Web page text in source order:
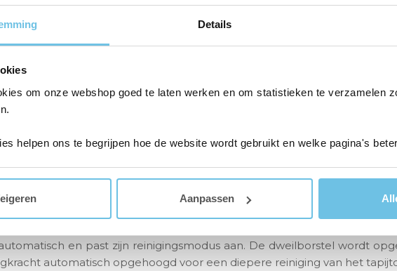
Details
om onze webshop goed te laten werken en om statistieken te verzamelen
helpen ons te begrijpen hoe de website wordt gebruikt en welke pagina's
Aanpassen
zonder botsen of vallen. Zelfs in complexe omgevingen weet de
dat haren zich rond de borstel wikkelen. Hierdoor blijft de
oplossing voor huishoudens met harende huisdieren!
en een handsfree ervaring. Het systeem voor automatische
hebt naar de stofbak. Verder is het station voorzien van twee grote
voorzien en de borstel gewassen. Het basisstation biedt een
gebruik!
en past zijn reinigingsmodus aan. De dweilborstel wordt
automatisch opgehoogd voor een diepere reiniging van het